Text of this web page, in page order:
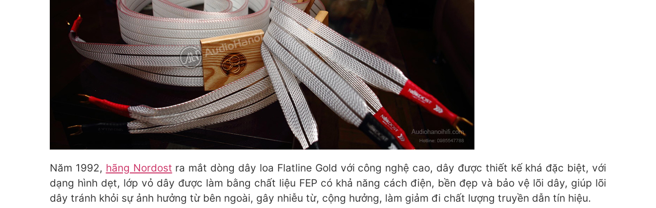
Năm 1992, hãng Nordost ra mắt dòng dây loa Flatline Gold với công nghệ cao, dây được thiết kế khá đặc biệt, với
dạng hình dẹt, lớp vỏ dây được làm bằng chất liệu FEP có khả năng cách điện, bền đẹp và bảo vệ lõi dây, giúp lõi
dây tránh khỏi sự ảnh hưởng từ bên ngoài, gây nhiễu từ, cộng hưởng, làm giảm đi chất lượng truyền dẫn tín hiệu.